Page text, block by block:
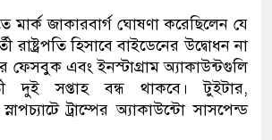
মার্ক জাকারবার্গ ঘোষণা করেছিলেন যে
রাষ্ট্রপতি হিসাবে বাইডেনের উদ্বোধন না
ফেসবুক এবং ইনস্টাগ্রাম অ্যাকাউন্টগুলি
দুই সপ্তাহ বন্ধ থাকবে। টুইটার,
ট্রাম্পের অ্যাকাউন্টো সাসপেন্ড